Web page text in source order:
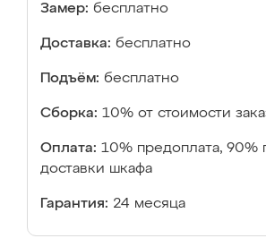
Замер: бесплатно
Доставка: бесплатно
Подъём: бесплатно
Сборка: 10% от стоимости
Оплата: 10% предоплата, 90%
доставки шкафа
Гарантия: 24 месяца